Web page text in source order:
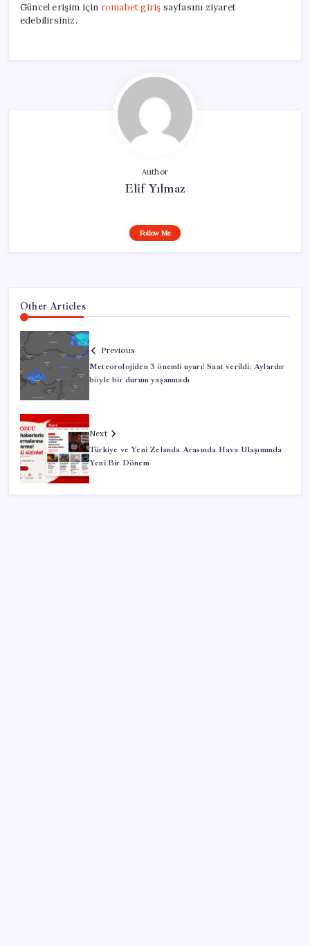
Güncel erişim için romabet giriş sayfasını ziyaret
edebilirsiniz.
Author
Elif Yılmaz
Follow Me
Other Articles
Previous
Meteorolojiden 3 önemli uyarı! Saat verildi: Aylardır
böyle bir durum yaşanmadı
Next
Türkiye ve Yeni Zelanda Arasında Hava Ulaşımında
Yeni Bir Dönem